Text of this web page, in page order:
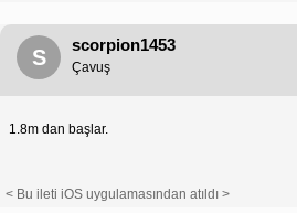
S
scorpion1453
Çavuş
1.8m dan başlar.
< Bu ileti iOS uygulamasından atıldı >